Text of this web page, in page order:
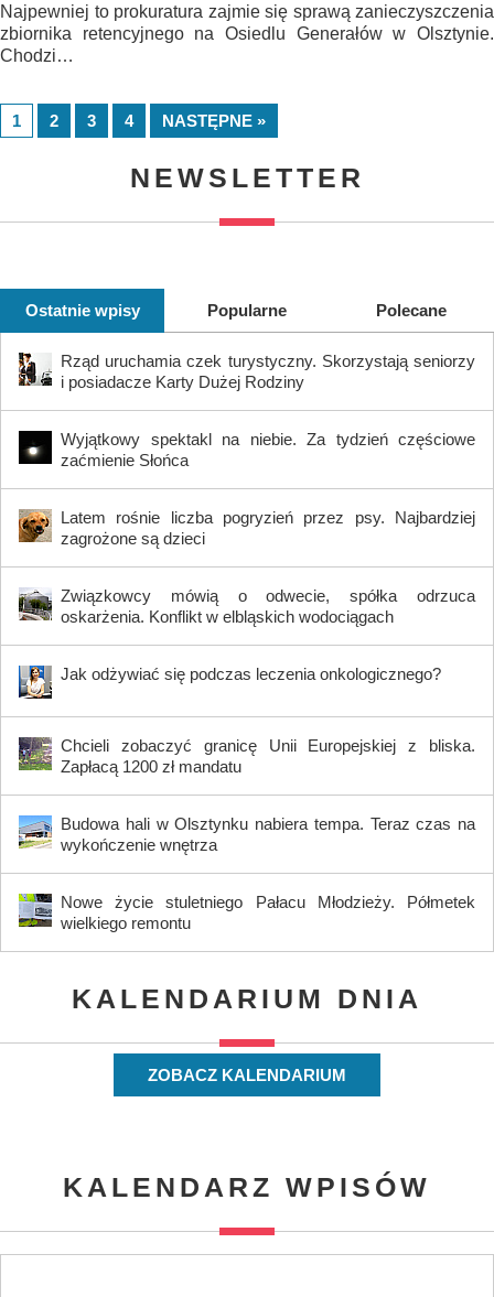
Najpewniej to prokuratura zajmie się sprawą zanieczyszczenia
zbiornika retencyjnego na Osiedlu Generałów w Olsztynie.
Chodzi…
1 2 3 4 NASTĘPNE »
NEWSLETTER
Ostatnie wpisy Popularne Polecane
Rząd uruchamia czek turystyczny. Skorzystają seniorzy
i posiadacze Karty Dużej Rodziny
Wyjątkowy spektakl na niebie. Za tydzień częściowe
zaćmienie Słońca
Latem rośnie liczba pogryzień przez psy. Najbardziej
zagrożone są dzieci
Związkowcy mówią o odwecie, spółka odrzuca
oskarżenia. Konflikt w elbląskich wodociągach
Jak odżywiać się podczas leczenia onkologicznego?
Chcieli zobaczyć granicę Unii Europejskiej z bliska.
Zapłacą 1200 zł mandatu
Budowa hali w Olsztynku nabiera tempa. Teraz czas na
wykończenie wnętrza
Nowe życie stuletniego Pałacu Młodzieży. Półmetek
wielkiego remontu
KALENDARIUM DNIA
ZOBACZ KALENDARIUM
KALENDARZ WPISÓW